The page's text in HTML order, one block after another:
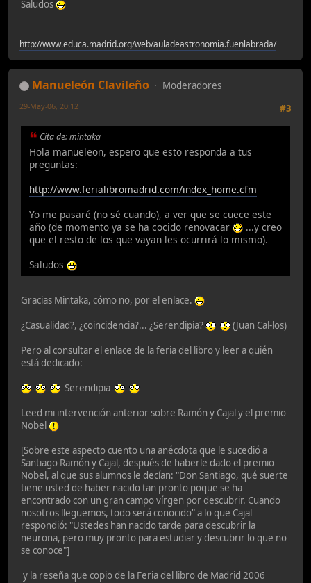
Saludos
http://www.educa.madrid.org/web/auladeastronomia.fuenlabrada/
Manueleón Clavileño
Moderadores
#3
29-May-06, 20:12
Cita de: mintaka
Hola manueleon, espero que esto responda a tus
preguntas:
http://www.ferialibromadrid.com/index_home.cfm
Yo me pasaré (no sé cuando), a ver que se cuece este
año (de momento ya se ha cocido renovacar
...y creo
que el resto de los que vayan les ocurrirá lo mismo).
Saludos
Gracias Mintaka, cómo no, por el enlace.
¿Casualidad?, ¿coincidencia?... ¿Serendipia?
(Juan Cal-los)
Pero al consultar el enlace de la feria del libro y leer a quién
está dedicado:
Serendipia
Leed mi intervención anterior sobre Ramón y Cajal y el premio
Nobel
[Sobre este aspecto cuento una anécdota que le sucedió a
Santiago Ramón y Cajal, después de haberle dado el premio
Nobel, al que sus alumnos le decían: "Don Santiago, qué suerte
tiene usted de haber nacido tan pronto poque se ha
encontrado con un gran campo vírgen por descubrir. Cuando
nosotros lleguemos, todo será conocido" a lo que Cajal
respondió: "Ustedes han nacido tarde para descubrir la
neurona, pero muy pronto para estudiar y descubrir lo que no
se conoce"]
y la reseña que copio de la Feria del libro de Madrid 2006